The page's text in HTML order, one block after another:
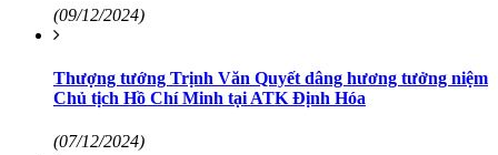
(09/12/2024)
Thượng tướng Trịnh Văn Quyết dâng hương tưởng niệm
Chủ tịch Hồ Chí Minh tại ATK Định Hóa
(07/12/2024)